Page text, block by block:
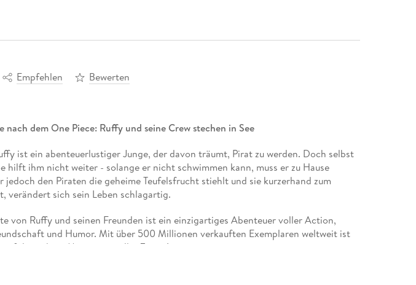
Empfehlen Bewerten
nach dem One Piece: Ruffy und seine Crew stechen in See
ist ein abenteuerlustiger Junge, der davon träumt, Pirat zu werden. Doch selbst
hilft ihm nicht weiter - solange er nicht schwimmen kann, muss er zu Hause
jedoch den Piraten die geheime Teufelsfrucht stiehlt und sie kurzerhand zum
verändert sich sein Leben schlagartig.
von Ruffy und seinen Freunden ist ein einzigartiges Abenteuer voller Action,
und Humor. Mit über 500 Millionen verkauften Exemplaren weltweit ist
erfolgreichste Mangaserie aller Zeiten!